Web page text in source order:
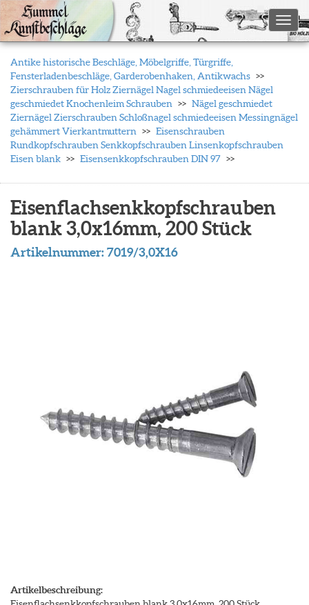
Antike historische Beschläge, Möbelgriffe, Türgriffe,
Fensterladenbeschläge, Garderobenhaken, Antikwachs
Zierschrauben für Holz Ziernägel Nagel schmiedeeisen Nägel
geschmiedet Knochenleim Schrauben
Nägel geschmiedet
Ziernägel Zierschrauben Schloßnagel schmiedeeisen Messingnägel
gehämmert Vierkantmuttern
Eisenschrauben
Rundkopfschrauben Senkkopfschrauben Linsenkopfschrauben
Eisen blank
Eisensenkkopfschrauben DIN 97
Eisenflachsenkkopfschrauben
blank 3,0x16mm, 200 Stück
Artikelnummer:7019/3,0X16
Artikelbeschreibung: